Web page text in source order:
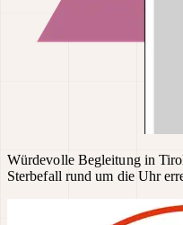
Würdevolle Begleitung in
Sterbefall rund um die Uhr